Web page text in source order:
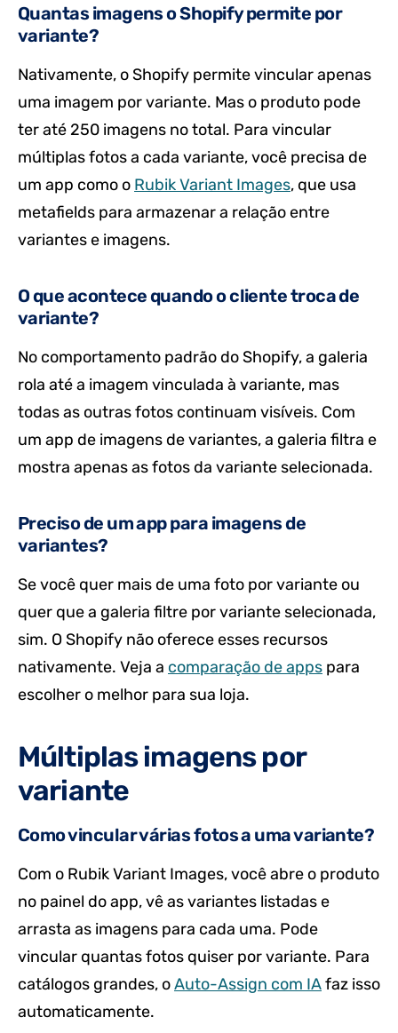
Quantas imagens o Shopify permite por
variante?
Nativamente, o Shopify permite vincular apenas
uma imagem por variante. Mas o produto pode
ter até 250 imagens no total. Para vincular
múltiplas fotos a cada variante, você precisa de
um app como o Rubik Variant Images, que usa
metafields para armazenar a relação entre
variantes e imagens.
O que acontece quando o cliente troca de
variante?
No comportamento padrão do Shopify, a galeria
rola até a imagem vinculada à variante, mas
todas as outras fotos continuam visíveis. Com
um app de imagens de variantes, a galeria filtra e
mostra apenas as fotos da variante selecionada.
Preciso de um app para imagens de
variantes?
Se você quer mais de uma foto por variante ou
quer que a galeria filtre por variante selecionada,
sim. O Shopify não oferece esses recursos
nativamente. Veja a comparação de apps para
escolher o melhor para sua loja.
Múltiplas imagens por
variante
Como vincular várias fotos a uma variante?
Com o Rubik Variant Images, você abre o produto
no painel do app, vê as variantes listadas e
arrasta as imagens para cada uma. Pode
vincular quantas fotos quiser por variante. Para
catálogos grandes, oAuto-Assign com IAfaz isso
automaticamente.